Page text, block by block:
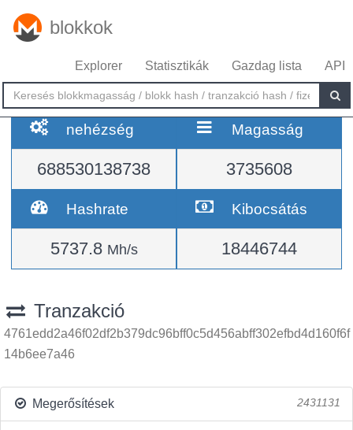
blokkok
Explorer Statisztikák Gazdag lista API
nehézség
688530138738
Magasság
3735608
Hashrate
5737.8 Mh/s
Kibocsátás
18446744
Tranzakció
4761edd2a46f02df2b379dc96bff0c5d456abff302efbd4d160f6f
14b6ee7a46
Megerősítések 2431131